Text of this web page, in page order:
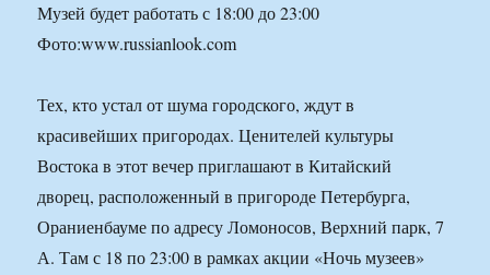
Музей будет работать с 18:00 до 23:00
Фото:www.russianlook.com
Тех, кто устал от шума городского, ждут в
красивейших пригородах. Ценителей культуры
Востока в этот вечер приглашают в Китайский
дворец, расположенный в пригороде Петербурга,
Ораниенбауме по адресу Ломоносов, Верхний парк, 7
А. Там с 18 по 23:00 в рамках акции «Ночь музеев»